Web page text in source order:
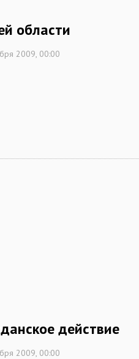
области
2009, 00:00
действие
2009, 00:00